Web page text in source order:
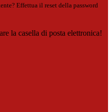
Effettua il reset della password
la casella di posta elettronica!